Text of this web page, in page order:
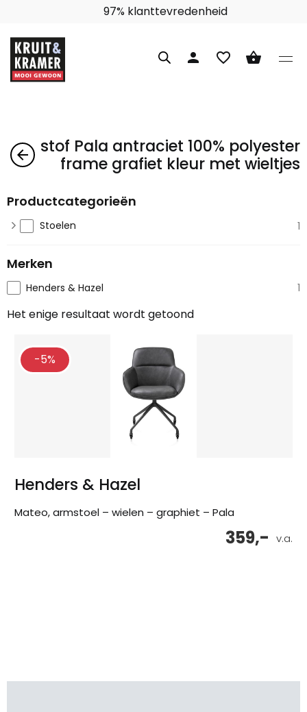
97% klanttevredenheid
person favorite_border shopping_basket
arrow_back
stof Pala antraciet 100% polyester
frame grafiet kleur met wieltjes
Productcategorieën
Stoelen 1
Merken
Henders & Hazel 1
Het enige resultaat wordt getoond
-5%
Henders & Hazel
Mateo, armstoel – wielen – graphiet – Pala
v.a.
359,-